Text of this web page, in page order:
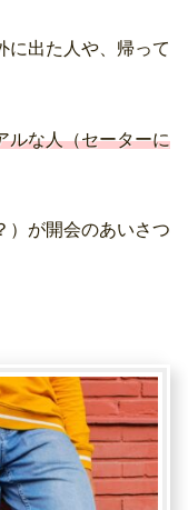
に出た人や、帰って
ルな人（セーターに
）が開会のあいさつ